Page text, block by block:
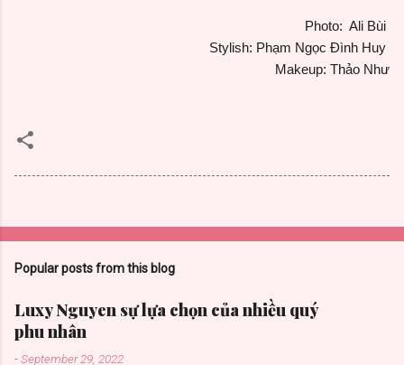
Photo: Ali Bùi
Stylish: Phạm Ngọc Đình Huy
Makeup: Thảo Như
Popular posts from this blog
Luxy Nguyen sự lựa chọn của nhiều quý
phu nhân
-September 29, 2022